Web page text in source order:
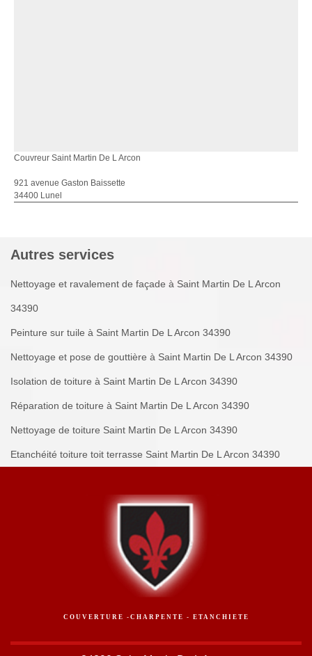
Couvreur Saint Martin De L Arcon
921 avenue Gaston Baissette
34400 Lunel
Autres services
Nettoyage et ravalement de façade à Saint Martin De L Arcon
34390
Peinture sur tuile à Saint Martin De L Arcon 34390
Nettoyage et pose de gouttière à Saint Martin De L Arcon 34390
Isolation de toiture à Saint Martin De L Arcon 34390
Réparation de toiture à Saint Martin De L Arcon 34390
Nettoyage de toiture Saint Martin De L Arcon 34390
Etanchéité toiture toit terrasse Saint Martin De L Arcon 34390
COUVERTURE -CHARPENTE - ETANCHIETE